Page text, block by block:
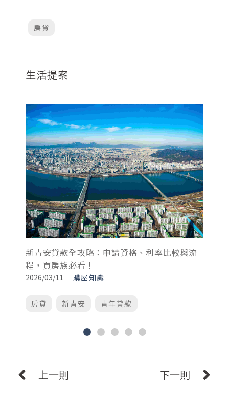
房貸
生活提案
新青安貸款全攻略：申請資格、利率比較與流
程，買房族必看！
2026/03/11 購屋知識
房貸 新青安 青年貸款
上一則 下一則